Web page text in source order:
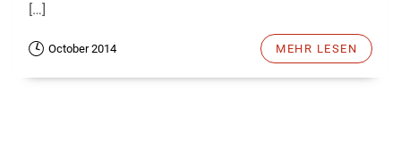
[…]
October 2014 MEHR LESEN